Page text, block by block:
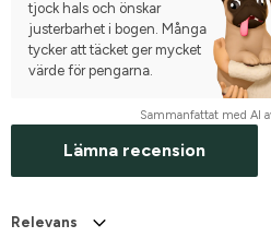
tjock hals och önskar
justerbarhet i bogen. Många
tycker att täcket ger mycket
värde för pengarna.
Sammanfattat med AI
Lämna recension
Relevans